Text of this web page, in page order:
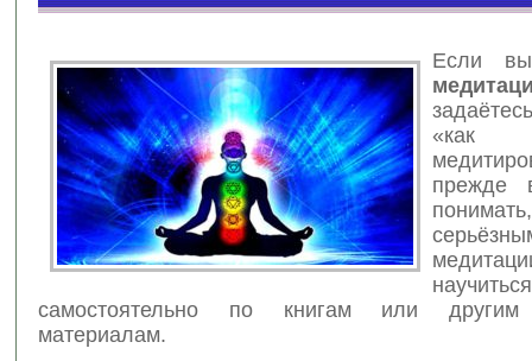
Если
«как
прежде
научиться
самостоятельно по книгам или
материалам.